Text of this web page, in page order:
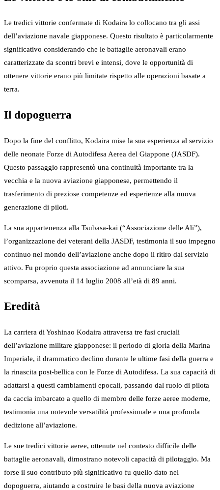
Le tredici vittorie confermate di Kodaira lo collocano tra gli assi
dell’aviazione navale giapponese. Questo risultato è particolarmente
significativo considerando che le battaglie aeronavali erano
caratterizzate da scontri brevi e intensi, dove le opportunità di
ottenere vittorie erano più limitate rispetto alle operazioni basate a
terra.
Il dopoguerra
Dopo la fine del conflitto, Kodaira mise la sua esperienza al servizio
delle neonate Forze di Autodifesa Aerea del Giappone (JASDF).
Questo passaggio rappresentò una continuità importante tra la
vecchia e la nuova aviazione giapponese, permettendo il
trasferimento di preziose competenze ed esperienze alla nuova
generazione di piloti.
La sua appartenenza alla Tsubasa-kai (“Associazione delle Ali”),
l’organizzazione dei veterani della JASDF, testimonia il suo impegno
continuo nel mondo dell’aviazione anche dopo il ritiro dal servizio
attivo. Fu proprio questa associazione ad annunciare la sua
scomparsa, avvenuta il 14 luglio 2008 all’età di 89 anni.
Eredità
La carriera di Yoshinao Kodaira attraversa tre fasi cruciali
dell’aviazione militare giapponese: il periodo di gloria della Marina
Imperiale, il drammatico declino durante le ultime fasi della guerra e
la rinascita post-bellica con le Forze di Autodifesa. La sua capacità di
adattarsi a questi cambiamenti epocali, passando dal ruolo di pilota
da caccia imbarcato a quello di membro delle forze aeree moderne,
testimonia una notevole versatilità professionale e una profonda
dedizione all’aviazione.
Le sue tredici vittorie aeree, ottenute nel contesto difficile delle
battaglie aeronavali, dimostrano notevoli capacità di pilotaggio. Ma
forse il suo contributo più significativo fu quello dato nel
dopoguerra, aiutando a costruire le basi della nuova aviazione